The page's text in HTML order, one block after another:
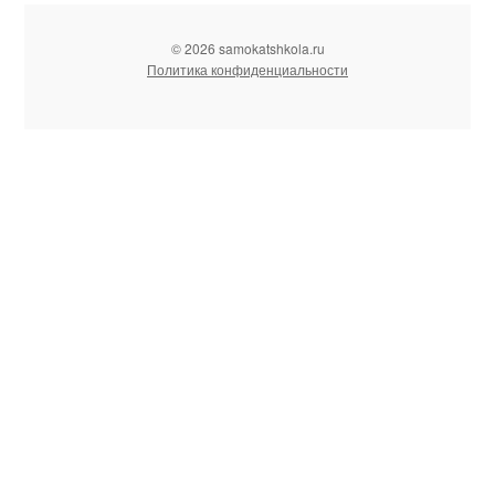
© 2026 samokatshkola.ru
Политика конфиденциальности